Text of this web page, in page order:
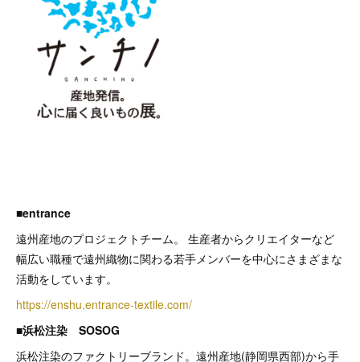
■entrance
遠州産地のプロジェクトチーム。 生産者からクリエイターなど
幅広い職種で遠州織物に関わる若手メンバーを中心にさまざまな
活動をしています。
https://enshu.entrance-textile.com/
■浜松注染 SOSOG
浜松注染のファクトリーブランド。遠州産地(静岡県西部)から手